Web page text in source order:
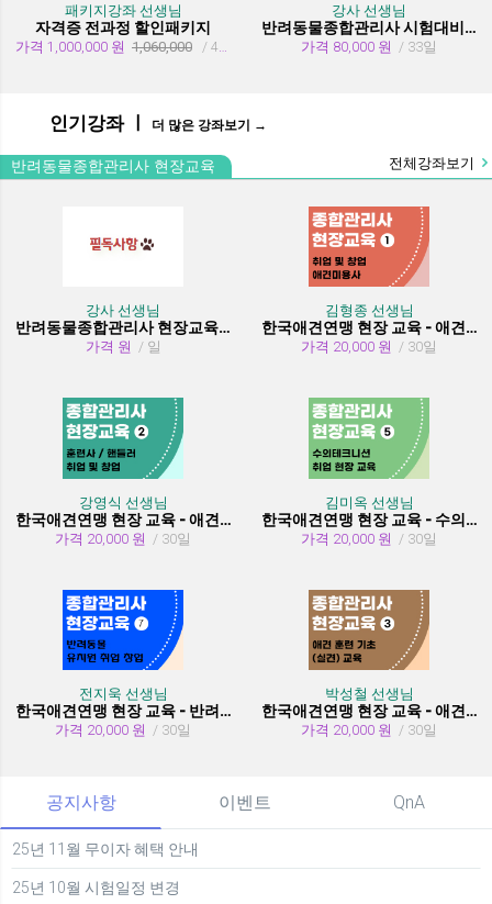
패키지강좌 선생님
자격증 전과정 할인패키지
가격 1,000,000 원 1,060,000 / 455일
강사 선생님
반려동물종합관리사 시험대비 유형문제 풀이
가격 80,000 원 / 33일
인기강좌 ㅣ 더 많은 강좌보기 →
반려동물종합관리사 현장교육 전체강좌보기
강사 선생님
반려동물종합관리사 현장교육 수강시 필독사항
가격 원 / 일
김형종 선생님
한국애견연맹 현장 교육 - 애견미용사 취업 및 창업
가격 20,000 원 / 30일
강영식 선생님
한국애견연맹 현장 교육 - 애견훈련사/핸들러 취업 및 창업
가격 20,000 원 / 30일
김미옥 선생님
한국애견연맹 현장 교육 - 수의테크니션(동물보건사) (취업 현장 교육)
가격 20,000 원 / 30일
전지욱 선생님
한국애견연맹 현장 교육 - 반려동물 유치원 취창업
가격 20,000 원 / 30일
박성철 선생님
한국애견연맹 현장 교육 - 애견 훈련 기초 (실견)
가격 20,000 원 / 30일
공지사항 이벤트 QnA
25년 11월 무이자 혜택 안내
25년 10월 시험일정 변경